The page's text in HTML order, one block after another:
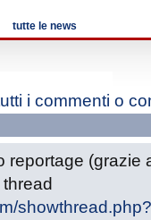
tutte le news
i commenti o
reportage (grazie